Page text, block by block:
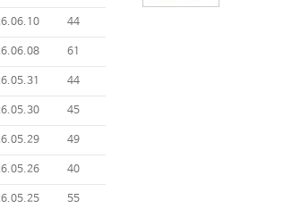
44
61
44
45
49
40
55